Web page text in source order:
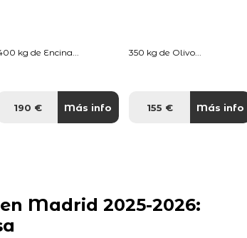
kg de Encina...
190 € Más info
350 kg de Olivo...
155 € Más info
Madrid 2025-2026: